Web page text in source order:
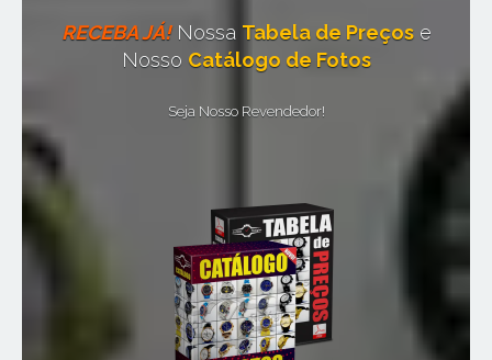
RECEBA JÁ!Nossa Tabela de Preçose
Nosso Catálogo de Fotos
Seja Nosso Revendedor!